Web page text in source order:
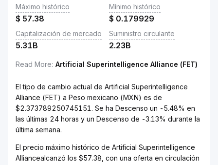
Máximo histórico
$ 57.38
Mínimo histórico
$ 0.179929
Capitalización de mercado
5.31B
Suministro circulante
2.23B
Read More: Artificial Superintelligence Alliance (FET)
El tipo de cambio actual de Artificial Superintelligence
Alliance (FET) a Peso mexicano (MXN) es de
$2.373789250745151. Se ha Descenso un -5.48% en
las últimas 24 horas y un Descenso de -3.13% durante la
última semana.
El precio máximo histórico de Artificial Superintelligence
Alliancealcanzó los $57.38, con una oferta en circulación